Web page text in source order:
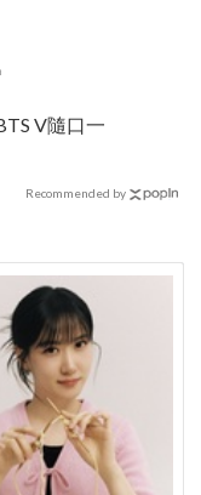
V隨口一
Recommended by